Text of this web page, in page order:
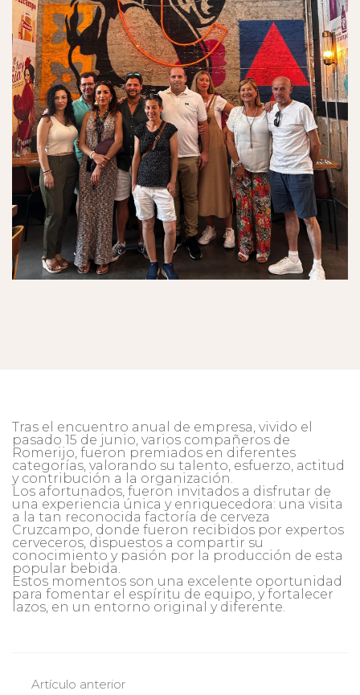
Tras el encuentro anual de empresa, vivido el
pasado 15 de junio, varios compañeros de
Romerijo, fueron premiados en diferentes
categorías, valorando su talento, esfuerzo, actitud
y contribución a la organización.
Los afortunados, fueron invitados a disfrutar de
una experiencia única y enriquecedora: una visita
a la tan reconocida factoría de cerveza
Cruzcampo, donde fueron recibidos por expertos
cerveceros, dispuestos a compartir su
conocimiento y pasión por la producción de esta
popular bebida.
Estos momentos son una excelente oportunidad
para fomentar el espíritu de equipo, y fortalecer
lazos, en un entorno original y diferente.
Artículo anterior